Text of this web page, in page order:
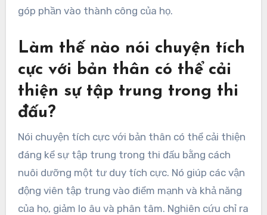
góp phần vào thành công của họ.
Làm thế nào nói chuyện tích
cực với bản thân có thể cải
thiện sự tập trung trong thi
đấu?
Nói chuyện tích cực với bản thân có thể cải thiện
đáng kể sự tập trung trong thi đấu bằng cách
nuôi dưỡng một tư duy tích cực. Nó giúp các vận
động viên tập trung vào điểm mạnh và khả năng
của họ, giảm lo âu và phân tâm. Nghiên cứu chỉ ra